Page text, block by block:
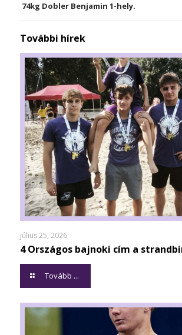
74kg Dobler Benjamin 1-hely.
További hírek
július 25, 2026
4 Országos bajnoki cím a
Tovább ...